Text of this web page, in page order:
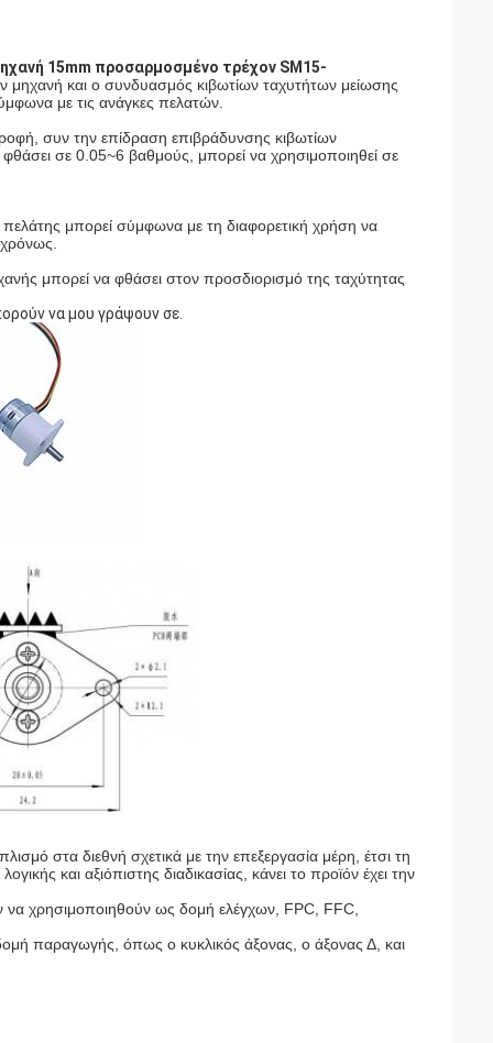
15mm προσαρμοσμένο τρέχον SM15-
μηχανή και ο συνδυασμός κιβωτίων ταχυτήτων μείωσης
με τις ανάγκες πελατών.
συν την επίδραση επιβράδυνσης κιβωτίων
σε 0.05~6 βαθμούς, μπορεί να χρησιμοποιηθεί σε
μπορεί σύμφωνα με τη διαφορετική χρήση να
μπορεί να φθάσει στον προσδιορισμό της ταχύτητας
να μου γράψουν σε.
στα διεθνή σχετικά με την επεξεργασία μέρη, έτσι τη
και αξιόπιστης διαδικασίας, κάνει το προϊόν έχει την
χρησιμοποιηθούν ως δομή ελέγχων, FPC, FFC,
παραγωγής, όπως ο κυκλικός άξονας, ο άξονας Δ, και